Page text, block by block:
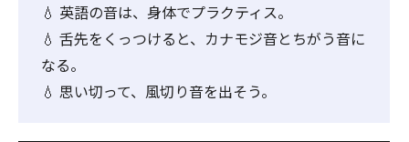
💧 英語の音は、身体でプラクティス。
💧 舌先をくっつけると、カナモジ音とちがう音に
なる。
💧 思い切って、風切り音を出そう。